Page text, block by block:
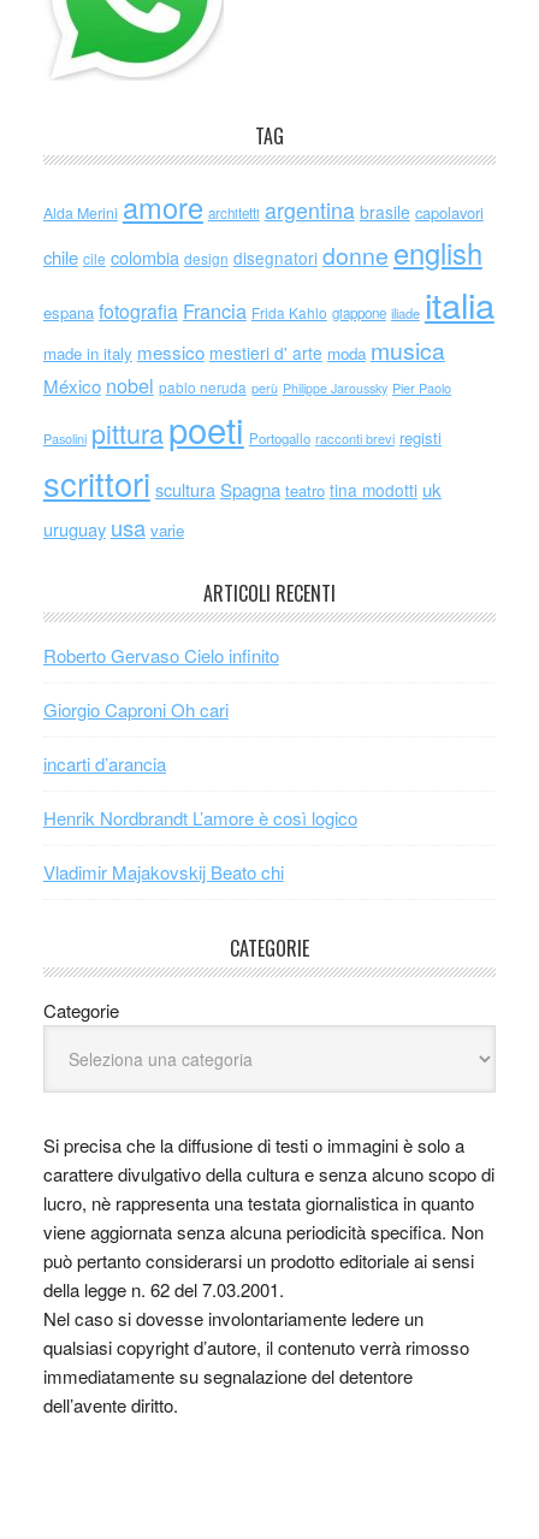
TAG
Alda Merini amore architetti argentina brasile capolavori
chile cile colombia design disegnatori donne english
espana fotografia Francia Frida Kahlo giappone iliade italia
made in italy messico mestieri d' arte moda musica
México nobel pablo neruda perù Philippe Jaroussky Pier Paolo
Pasolini pitturapoeti Portogallo racconti brevi registi
scrittori scultura Spagna teatro tina modotti uk
uruguay usa varie
ARTICOLI RECENTI
Roberto Gervaso Cielo infinito
Giorgio Caproni Oh cari
incarti d’arancia
Henrik Nordbrandt L’amore è così logico
Vladimir Majakovskij Beato chi
CATEGORIE
Categorie
Si precisa che la diffusione di testi o immagini è solo a
carattere divulgativo della cultura e senza alcuno scopo di
lucro, nè rappresenta una testata giornalistica in quanto
viene aggiornata senza alcuna periodicità specifica. Non
può pertanto considerarsi un prodotto editoriale ai sensi
della legge n. 62 del 7.03.2001.
Nel caso si dovesse involontariamente ledere un
qualsiasi copyright d’autore, il contenuto verrà rimosso
immediatamente su segnalazione del detentore
dell’avente diritto.